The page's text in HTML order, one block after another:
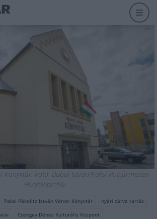
Könyvtár. Fotó: Babai István/Paksi Polgármesteri
Hivatal/archív
Paksi Pákolitz István Városi Könyvtár
nyári zárva tartás
Csengey Dénes Kulturális Központ